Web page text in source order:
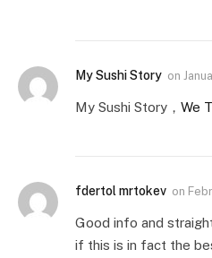
My Sushi Story on
My Sushi Story， We
fdertol mrtokev on
Good info and
if this is in fact the